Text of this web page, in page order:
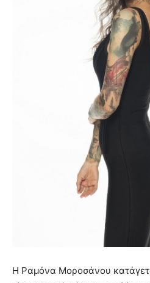
Η Ραμόνα Μοροσάνου